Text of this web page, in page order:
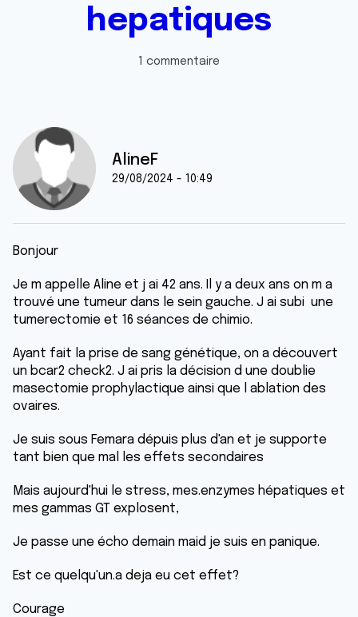
hepatiques
1 commentaire
AlineF
29/08/2024 - 10:49
Bonjour
Je m appelle Aline et j ai 42 ans. Il y a deux ans on m a
trouvé une tumeur dans le sein gauche. J ai subi une
tumerectomie et 16 séances de chimio.
Ayant fait la prise de sang génétique, on a découvert
un bcar2 check2. J ai pris la décision d une doublie
masectomie prophylactique ainsi que l ablation des
ovaires.
Je suis sous Femara dépuis plus d'an et je supporte
tant bien que mal les effets secondaires
Mais aujourd'hui le stress, mes.enzymes hépatiques et
mes gammas GT explosent,
Je passe une écho demain maid je suis en panique.
Est ce quelqu'un.a deja eu cet effet?
Courage